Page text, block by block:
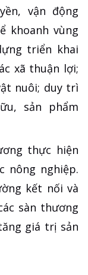
vận động
khoanh vùng
triển khai
xã thuận lợi;
nuôi; duy trì
sản phẩm
thực hiện
nông nghiệp.
kết nối và
sàn thương
giá trị sản